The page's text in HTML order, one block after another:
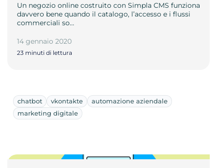
Un negozio online costruito con Simpla CMS funziona
davvero bene quando il catalogo, l’accesso e i flussi
commerciali so…
14 gennaio 2020
23 minuti di lettura
chatbot vkontakte
automazione aziendale
marketing digitale